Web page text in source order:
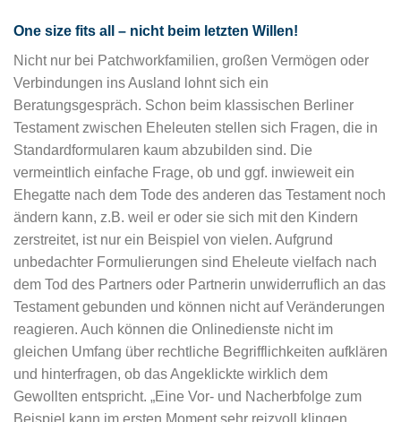
One size fits all – nicht beim letzten Willen!
Nicht nur bei Patchworkfamilien, großen Vermögen oder
Verbindungen ins Ausland lohnt sich ein
Beratungsgespräch. Schon beim klassischen Berliner
Testament zwischen Eheleuten stellen sich Fragen, die in
Standardformularen kaum abzubilden sind. Die
vermeintlich einfache Frage, ob und ggf. inwieweit ein
Ehegatte nach dem Tode des anderen das Testament noch
ändern kann, z.B. weil er oder sie sich mit den Kindern
zerstreitet, ist nur ein Beispiel von vielen. Aufgrund
unbedachter Formulierungen sind Eheleute vielfach nach
dem Tod des Partners oder Partnerin unwiderruflich an das
Testament gebunden und können nicht auf Veränderungen
reagieren. Auch können die Onlinedienste nicht im
gleichen Umfang über rechtliche Begrifflichkeiten aufklären
und hinterfragen, ob das Angeklickte wirklich dem
Gewollten entspricht. „Eine Vor- und Nacherbfolge zum